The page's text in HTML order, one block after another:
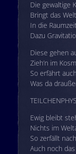
Die gewaltige
Bringt das
In die
Dazu
Diese gehen
Zieh’n im
So erfährt
Was da
Ewig bleibt
Nichts im
So zerfällt
Auch noch